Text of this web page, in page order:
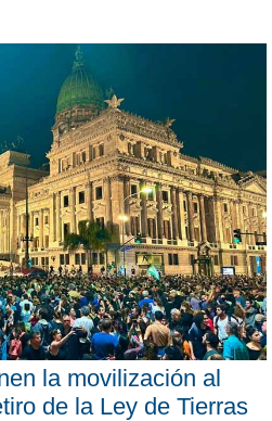
la movilización al
de la Ley de Tierras